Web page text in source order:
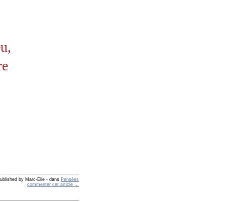
by Marc-Elie - dans Pensées
commenter cet article